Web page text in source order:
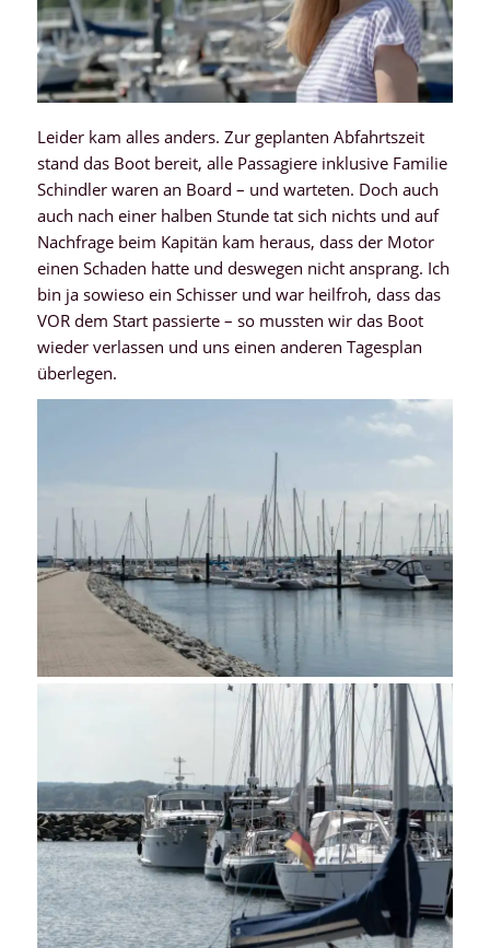
Leider kam alles anders. Zur geplanten Abfahrtszeit
stand das Boot bereit, alle Passagiere inklusive Familie
Schindler waren an Board – und warteten. Doch auch
auch nach einer halben Stunde tat sich nichts und auf
Nachfrage beim Kapitän kam heraus, dass der Motor
einen Schaden hatte und deswegen nicht ansprang. Ich
bin ja sowieso ein Schisser und war heilfroh, dass das
VOR dem Start passierte – so mussten wir das Boot
wieder verlassen und uns einen anderen Tagesplan
überlegen.